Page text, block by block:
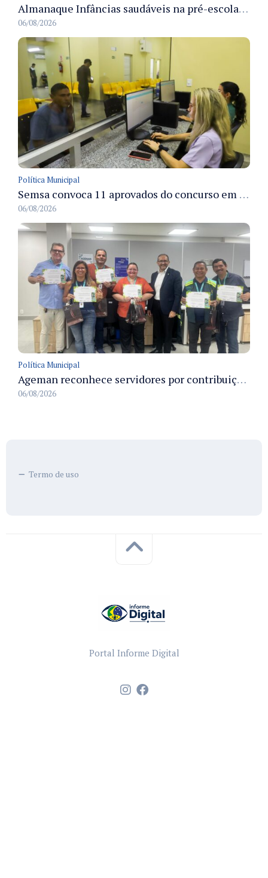
Almanaque Infâncias saudáveis na pré-escola é lançado pela Semed para apoiar hábitos alimentares na rede municipal
06/08/2026
Política Municipal
Semsa convoca 11 aprovados do concurso em Manaus para apresentação e posse até 3/9
06/08/2026
Política Municipal
Ageman reconhece servidores por contribuição à sustentabilidade no descarte de resíduos no primeiro semestre de 2026
06/08/2026
Termo de uso
Portal Informe Digital